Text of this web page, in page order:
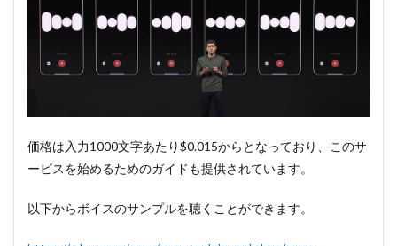
価格は入力1000文字あたり$0.015からとなっており、このサ
ービスを始めるためのガイドも提供されています。
以下からボイスのサンプルを聴くことができます。